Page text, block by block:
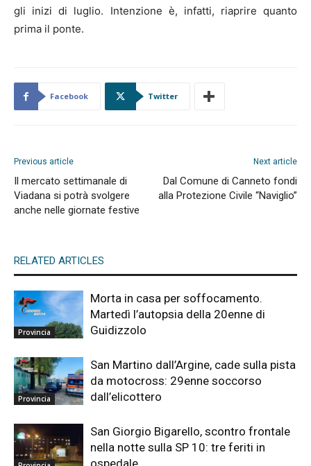
gli inizi di luglio. Intenzione è, infatti, riaprire quanto
prima il ponte.
Facebook Twitter
Previous article
Il mercato settimanale di
Viadana si potrà svolgere
anche nelle giornate festive
Next article
Dal Comune di Canneto fondi
alla Protezione Civile “Naviglio”
RELATED ARTICLES
Provincia
Morta in casa per soffocamento.
Martedì l’autopsia della 20enne di
Guidizzolo
Provincia
San Martino dall’Argine, cade sulla pista
da motocross: 29enne soccorso
dall’elicottero
San Giorgio Bigarello, scontro frontale
nella notte sulla SP 10: tre feriti in
ospedale